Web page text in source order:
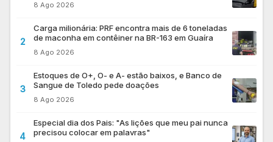
8 Ago 2026
2
Carga milionária: PRF encontra mais de 6 toneladas
de maconha em contêiner na BR-163 em Guaíra
8 Ago 2026
3
Estoques de O+, O- e A- estão baixos, e Banco de
Sangue de Toledo pede doações
8 Ago 2026
4
Especial dia dos Pais: "As lições que meu pai nunca
precisou colocar em palavras"